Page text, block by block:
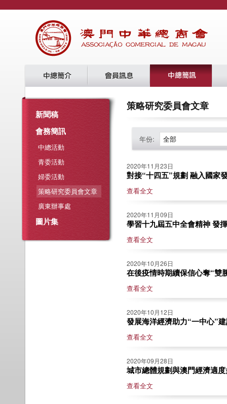
新聞稿
會務簡訊
中總活動
青委活動
婦委活動
策略研究委員會文章
廣東辦事處
圖片集
策略研究委員會文章
年份: 全部
2020年11月23日
對接“十四五”規劃 融入國家
查看全文
2020年11月09日
學習十九屆五中全會精神 發
查看全文
2020年10月26日
在後疫情時期續保信心奪“雙
查看全文
2020年10月12日
發展海洋經濟助力“一中心”
查看全文
2020年09月28日
城市總體規劃與澳門經濟適
查看全文